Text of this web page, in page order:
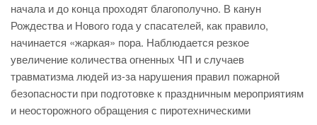
начала и до конца проходят благополучно. В канун
Рождества и Нового года у спасателей, как правило,
начинается «жаркая» пора. Наблюдается резкое
увеличение количества огненных ЧП и случаев
травматизма людей из-за нарушения правил пожарной
безопасности при подготовке к праздничным мероприятиям
и неосторожного обращения с пиротехническими